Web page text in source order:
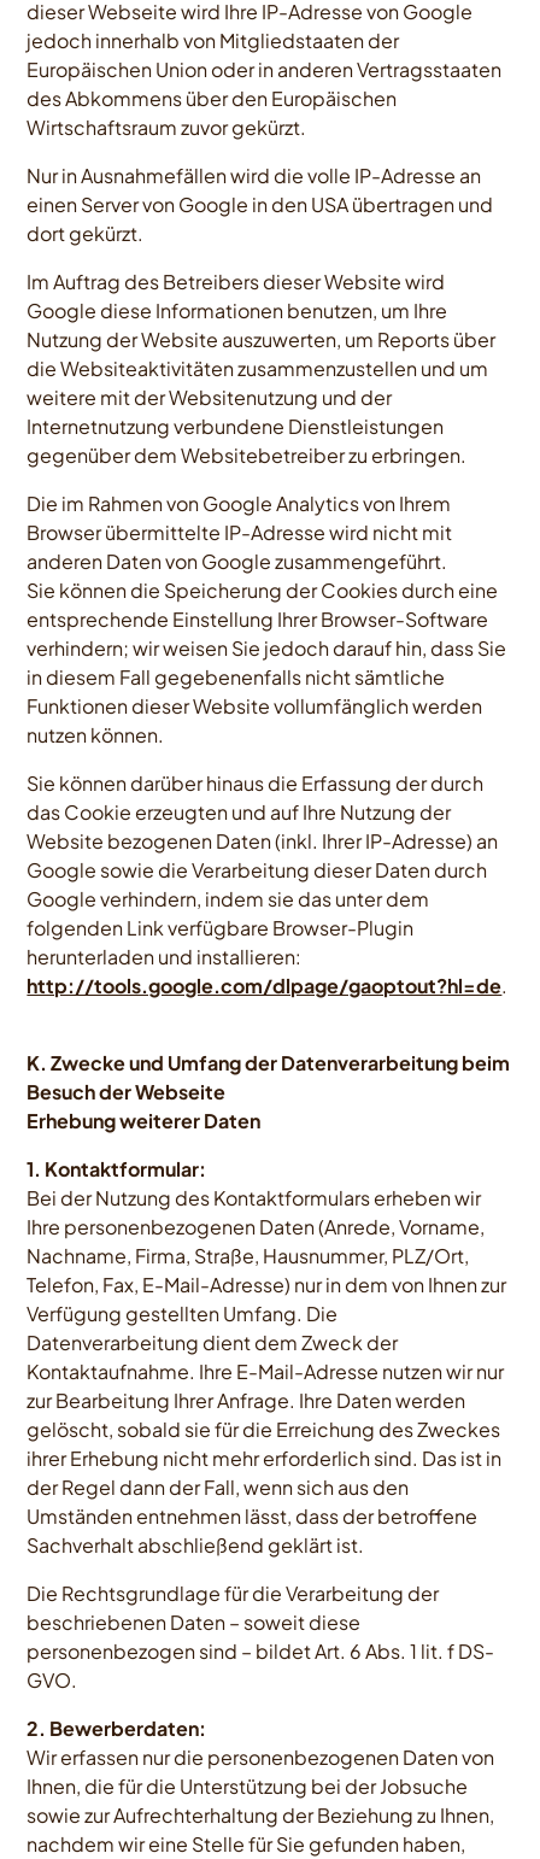
dieser Webseite wird Ihre IP-Adresse von Google
jedoch innerhalb von Mitgliedstaaten der
Europäischen Union oder in anderen Vertragsstaaten
des Abkommens über den Europäischen
Wirtschaftsraum zuvor gekürzt.
Nur in Ausnahmefällen wird die volle IP-Adresse an
einen Server von Google in den USA übertragen und
dort gekürzt.
Im Auftrag des Betreibers dieser Website wird
Google diese Informationen benutzen, um Ihre
Nutzung der Website auszuwerten, um Reports über
die Websiteaktivitäten zusammenzustellen und um
weitere mit der Websitenutzung und der
Internetnutzung verbundene Dienstleistungen
gegenüber dem Websitebetreiber zu erbringen.
Die im Rahmen von Google Analytics von Ihrem
Browser übermittelte IP-Adresse wird nicht mit
anderen Daten von Google zusammengeführt.
Sie können die Speicherung der Cookies durch eine
entsprechende Einstellung Ihrer Browser-Software
verhindern; wir weisen Sie jedoch darauf hin, dass Sie
in diesem Fall gegebenenfalls nicht sämtliche
Funktionen dieser Website vollumfänglich werden
nutzen können.
Sie können darüber hinaus die Erfassung der durch
das Cookie erzeugten und auf Ihre Nutzung der
Website bezogenen Daten (inkl. Ihrer IP-Adresse) an
Google sowie die Verarbeitung dieser Daten durch
Google verhindern, indem sie das unter dem
folgenden Link verfügbare Browser-Plugin
herunterladen und installieren:
http://tools.google.com/dlpage/gaoptout?hl=de.
K. Zwecke und Umfang der Datenverarbeitung beim
Besuch der Webseite
Erhebung weiterer Daten
1. Kontaktformular:
Bei der Nutzung des Kontaktformulars erheben wir
Ihre personenbezogenen Daten (Anrede, Vorname,
Nachname, Firma, Straße, Hausnummer, PLZ/Ort,
Telefon, Fax, E-Mail-Adresse) nur in dem von Ihnen zur
Verfügung gestellten Umfang. Die
Datenverarbeitung dient dem Zweck der
Kontaktaufnahme. Ihre E-Mail-Adresse nutzen wir nur
zur Bearbeitung Ihrer Anfrage. Ihre Daten werden
gelöscht, sobald sie für die Erreichung des Zweckes
ihrer Erhebung nicht mehr erforderlich sind. Das ist in
der Regel dann der Fall, wenn sich aus den
Umständen entnehmen lässt, dass der betroffene
Sachverhalt abschließend geklärt ist.
Die Rechtsgrundlage für die Verarbeitung der
beschriebenen Daten – soweit diese
personenbezogen sind – bildet Art. 6 Abs. 1 lit. f DS-
GVO.
2. Bewerberdaten:
Wir erfassen nur die personenbezogenen Daten von
Ihnen, die für die Unterstützung bei der Jobsuche
sowie zur Aufrechterhaltung der Beziehung zu Ihnen,
nachdem wir eine Stelle für Sie gefunden haben,